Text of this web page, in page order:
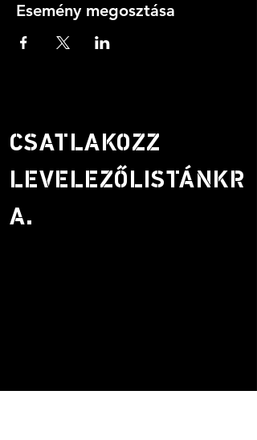
Esemény megosztása
CSATLAKOZZ
LEVELEZŐLISTÁNKR
A.